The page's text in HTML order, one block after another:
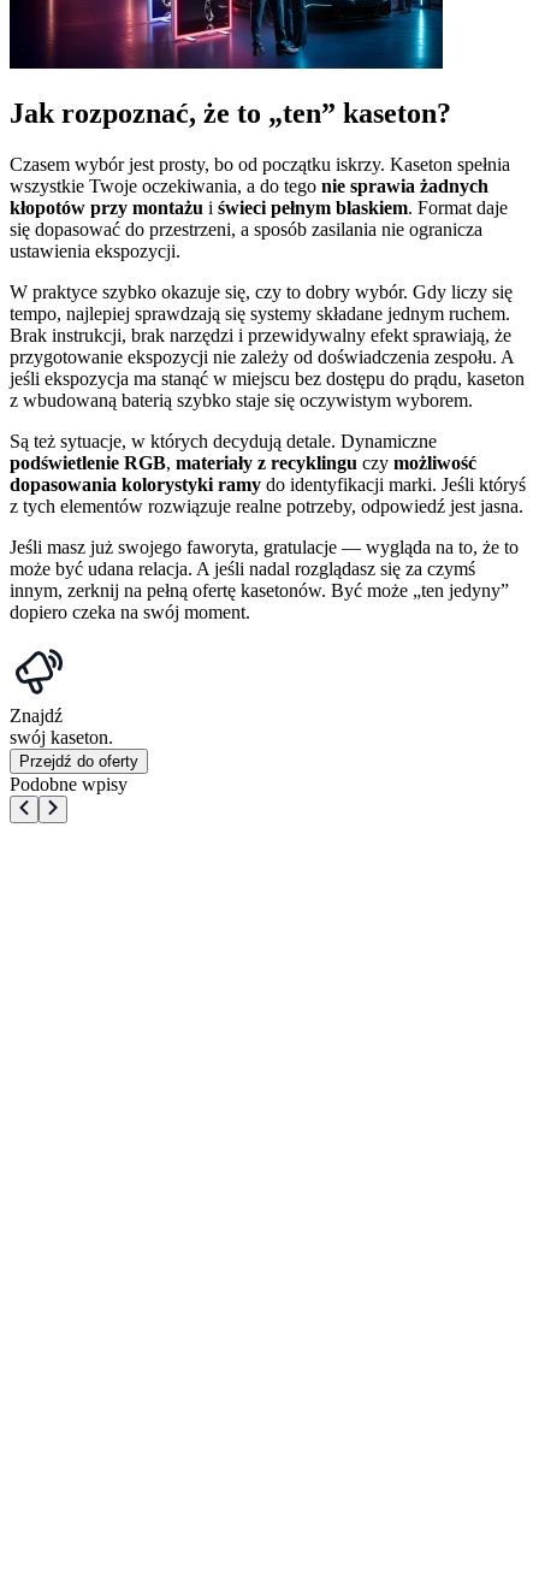
Jak rozpoznać, że to „ten” kaseton?
Czasem wybór jest prosty, bo od początku iskrzy. Kaseton spełnia
wszystkie Twoje oczekiwania, a do tego nie sprawia żadnych
kłopotów przy montażu i świeci pełnym blaskiem. Format daje
się dopasować do przestrzeni, a sposób zasilania nie ogranicza
ustawienia ekspozycji.
W praktyce szybko okazuje się, czy to dobry wybór. Gdy liczy się
tempo, najlepiej sprawdzają się systemy składane jednym ruchem.
Brak instrukcji, brak narzędzi i przewidywalny efekt sprawiają, że
przygotowanie ekspozycji nie zależy od doświadczenia zespołu. A
jeśli ekspozycja ma stanąć w miejscu bez dostępu do prądu, kaseton
z wbudowaną baterią szybko staje się oczywistym wyborem.
Są też sytuacje, w których decydują detale. Dynamiczne
podświetlenie RGB, materiały z recyklingu czy możliwość
dopasowania kolorystyki ramy do identyfikacji marki. Jeśli któryś
z tych elementów rozwiązuje realne potrzeby, odpowiedź jest jasna.
Jeśli masz już swojego faworyta, gratulacje — wygląda na to, że to
może być udana relacja. A jeśli nadal rozglądasz się za czymś
innym, zerknij na pełną ofertę kasetonów. Być może „ten jedyny”
dopiero czeka na swój moment.
Znajdź
swój kaseton.
Przejdź do oferty
Podobne wpisy